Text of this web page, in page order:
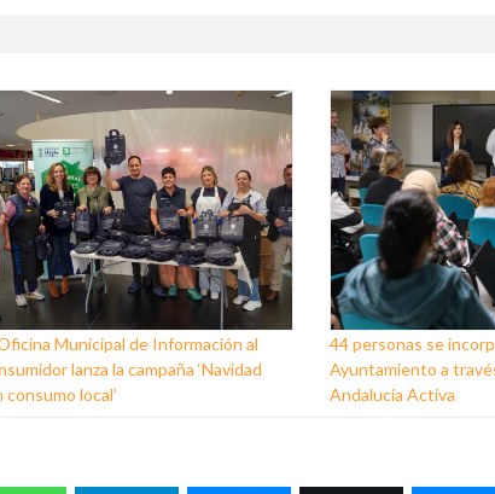
Municipal de Información al
lanza la campaña ‘Navidad
consumo local’
44 personas se
Ayuntamiento a
Andalucía Activa